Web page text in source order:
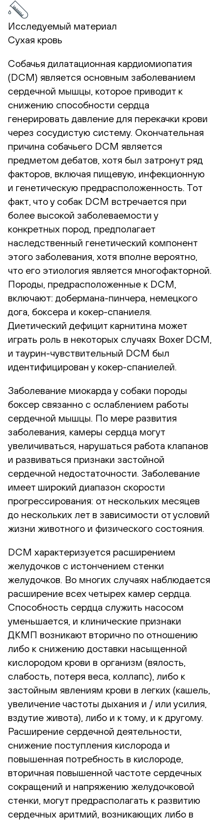
Исследуемый материал
Сухая кровь
Собачья дилатационная кардиомиопатия
(DCM) является основным заболеванием
сердечной мышцы, которое приводит к
снижению способности сердца
генерировать давление для перекачки крови
через сосудистую систему. Окончательная
причина собачьего DCM является
предметом дебатов, хотя был затронут ряд
факторов, включая пищевую, инфекционную
и генетическую предрасположенность. Тот
факт, что у собак DCM встречается при
более высокой заболеваемости у
конкретных пород, предполагает
наследственный генетический компонент
этого заболевания, хотя вполне вероятно,
что его этиология является многофакторной.
Породы, предрасположенные к DCM,
включают: добермана-пинчера, немецкого
дога, боксера и кокер-спаниеля.
Диетический дефицит карнитина может
играть роль в некоторых случаях Boxer DCM,
и таурин-чувствительный DCM был
идентифицирован у кокер-спаниелей.
Заболевание миокарда у собаки породы
боксер связанно с ослаблением работы
сердечной мышцы. По мере развития
заболевания, камеры сердца могут
увеличиваться, нарушаться работа клапанов
и развиваться признаки застойной
сердечной недостаточности. Заболевание
имеет широкий диапазон скорости
прогрессирования: от нескольких месяцев
до нескольких лет в зависимости от условий
жизни животного и физического состояния.
DCM характеризуется расширением
желудочков с истончением стенки
желудочков. Во многих случаях наблюдается
расширение всех четырех камер сердца.
Способность сердца служить насосом
уменьшается, и клинические признаки
ДКМП возникают вторично по отношению
либо к снижению доставки насыщенной
кислородом крови в организм (вялость,
слабость, потеря веса, коллапс), либо к
застойным явлениям крови в легких (кашель,
увеличение частоты дыхания и / или усилия,
вздутие живота), либо и к тому, и к другому.
Расширение сердечной деятельности,
снижение поступления кислорода и
повышенная потребность в кислороде,
вторичная повышенной частоте сердечных
сокращений и напряжению желудочковой
стенки, могут предрасполагать к развитию
сердечных аритмий, возникающих либо в